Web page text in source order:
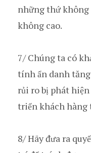
những thứ không
không cao.
7/ Chúng ta có
tính ẩn danh
rủi ro bị phát
triển khách hàng
8/ Hãy đưa ra